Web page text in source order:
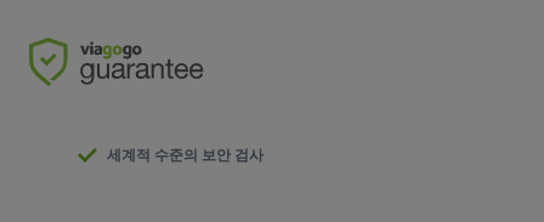
세계적 수준의 보안 검사